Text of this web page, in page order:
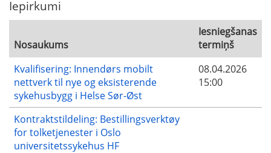
Iepirkumi
Nosaukums
Iesniegšanas
termiņš
Kvalifisering: Innendørs mobilt
nettverk til nye og eksisterende
sykehusbygg i Helse Sør-Øst
08.04.2026
15:00
Kontraktstildeling: Bestillingsverktøy
for tolketjenester i Oslo
universitetssykehus HF